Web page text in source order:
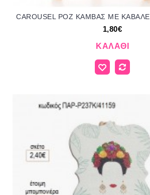
1,80€
ΚΑΛΆΘΙ